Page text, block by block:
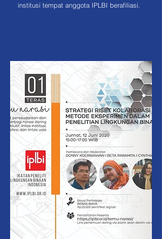
institusi tempat anggota IPLBI berafiliasi.